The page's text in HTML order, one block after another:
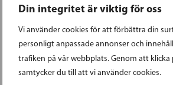
Din integritet är viktig för oss
Vi använder cookies för att förbättra din
personligt anpassade annonser och
trafiken på vår webbplats. Genom att klicka
samtycker du till att vi använder cookies.
högklassiga tjänster, förbättra
patientsäkerheten och för att
vårdpersonalens arbetsbörda.
Dimensioneringen kommer att
ökning av personalbehovet,